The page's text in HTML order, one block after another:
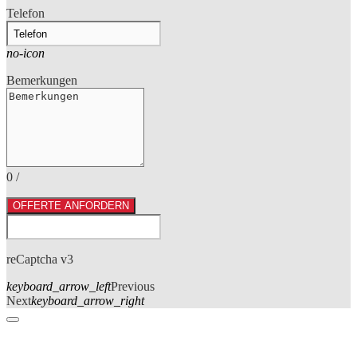
Telefon
no-icon
Bemerkungen
0 /
OFFERTE ANFORDERN
reCaptcha v3
keyboard_arrow_leftPrevious
Nextkeyboard_arrow_right